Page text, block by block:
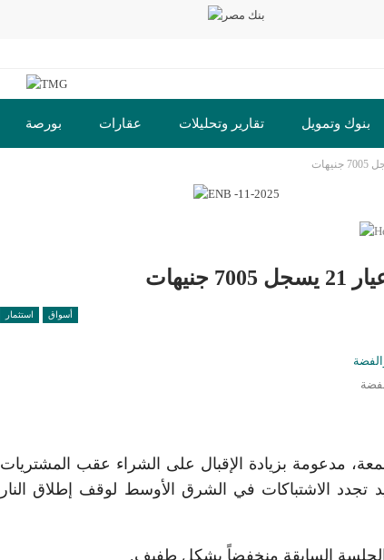
بنوك وتمويل تقارير وتحليلات عقارات بورصة
أسواق استثمار
بنهاية تعاملات الجمعة، مدعومة بزيادة الإقبال على الشراء عقب المشتريات
تجدد الاشتباكات في الشرق الأوسط لوقف إطلاق النار